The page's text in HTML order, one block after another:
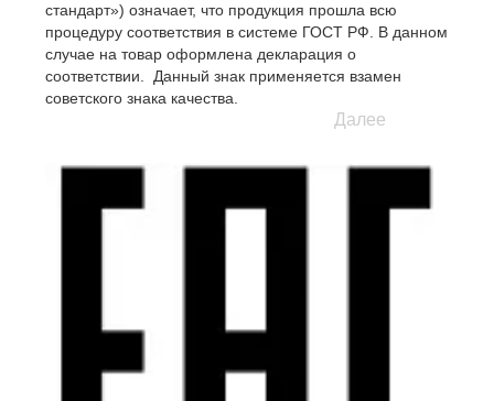
стандарт») означает, что продукция прошла всю
процедуру соответствия в системе ГОСТ РФ. В данном
случае на товар оформлена декларация о
соответствии. Данный знак применяется взамен
советского знака качества.
Далее